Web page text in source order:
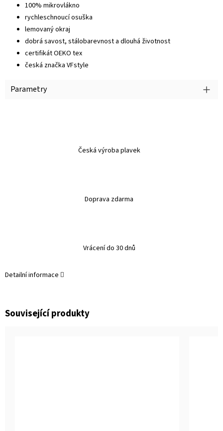
Parametry
Česká výroba plavek
Doprava zdarma
Vrácení do 30 dnů
100% mikrovlákno
rychleschnoucí osuška
lemovaný okraj
dobrá savost, stálobarevnost a dlouhá životnost
certifikát OEKO tex
česká značka VFstyle
Detailní informace
Související produkty